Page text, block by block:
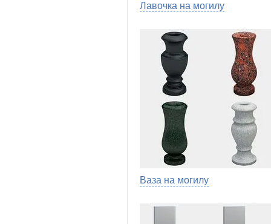
Лавочка на могилу
Ваза на могилу